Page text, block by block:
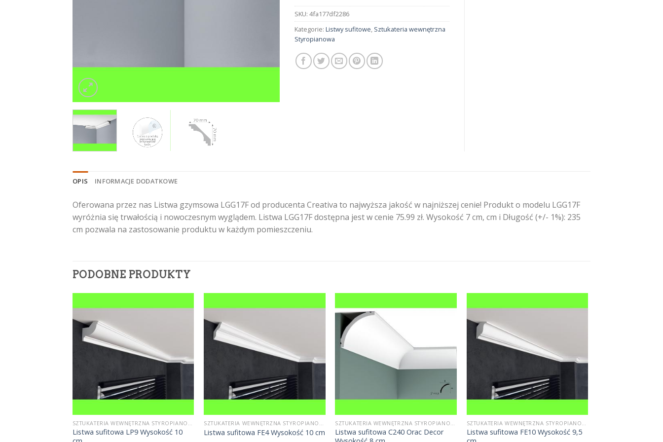
SKU: 4fa177df2286
Kategorie: Listwy sufitowe, Sztukateria wewnętrzna
Styropianowa
OPIS INFORMACJE DODATKOWE
Oferowana przez nas Listwa gzymsowa LGG17F od producenta Creativa to najwyższa jakość w najniższej cenie! Produkt o modelu LGG17F
wyróżnia się trwałością i nowoczesnym wyglądem. Listwa LGG17F dostępna jest w cenie 75.99 zł. Wysokość 7 cm, cm i Długość (+/- 1%): 235
cm pozwala na zastosowanie produktu w każdym pomieszczeniu.
PODOBNE PRODUKTY
SZTUKATERIA WEWNĘTRZNA STYROPIANOWA
Listwa sufitowa LP9 Wysokość 10
SZTUKATERIA WEWNĘTRZNA STYROPIANOWA
Listwa sufitowa FE4 Wysokość 10 cm
SZTUKATERIA WEWNĘTRZNA STYROPIANOWA
Listwa sufitowa C240 Orac Decor
SZTUKATERIA WEWNĘTRZNA STYROPIANOWA
Listwa sufitowa FE10 Wysokość 9,5